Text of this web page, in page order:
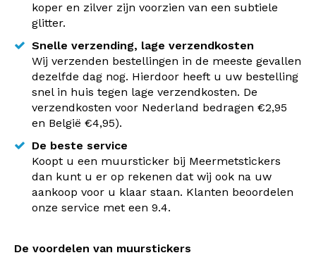
koper en zilver zijn voorzien van een subtiele
glitter.
Snelle verzending, lage verzendkosten
Wij verzenden bestellingen in de meeste gevallen
dezelfde dag nog. Hierdoor heeft u uw bestelling
snel in huis tegen lage verzendkosten. De
verzendkosten voor Nederland bedragen €2,95
en België €4,95).
De beste service
Koopt u een muursticker bij Meermetstickers
dan kunt u er op rekenen dat wij ook na uw
aankoop voor u klaar staan. Klanten beoordelen
onze service met een 9.4.
De voordelen van muurstickers